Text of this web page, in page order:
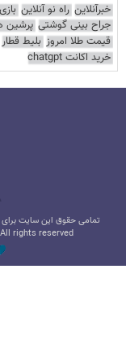
خبرآنلاین راه نو آنلاین
جراح بینی گوشتی پرشین
قیمت طلا امروز بلیط قطار
خرید اکانت chatgpt
تمامی حقوق این سایت برای
rights reserved